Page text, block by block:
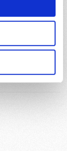
alcoliche e